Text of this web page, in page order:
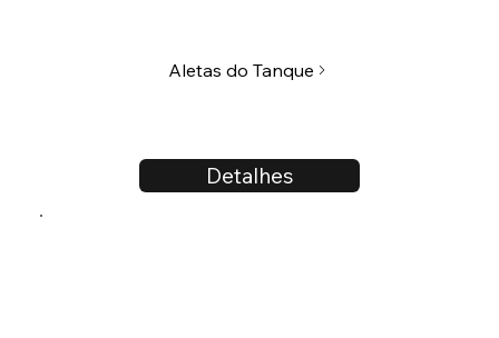
Detalhes
Aletas do Tanque